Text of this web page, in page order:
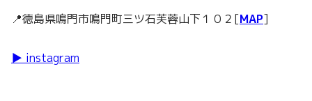
📍徳島県鳴門市鳴門町三ツ石芙蓉山下１０２[MAP]
▶ instagram